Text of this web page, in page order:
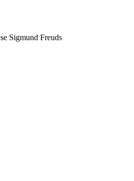
Sigmund Freuds